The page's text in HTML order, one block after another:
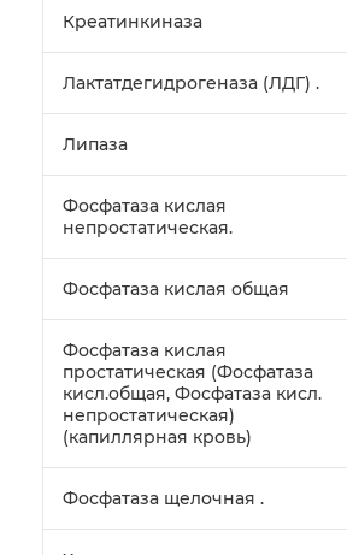
Креатинкиназа
Лактатдегидрогеназа (ЛДГ) .
Липаза
Фосфатаза кислая
непростатическая.
Фосфатаза кислая общая
Фосфатаза кислая
простатическая (Фосфатаза
кисл.общая, Фосфатаза кисл.
непростатическая)
(капиллярная кровь)
Фосфатаза щелочная .